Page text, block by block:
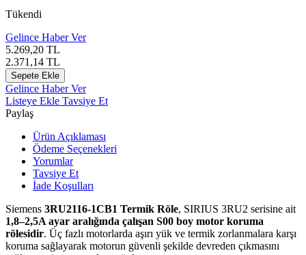
Tükendi
Gelince Haber Ver
5.269,20 TL
2.371,14 TL
Sepete Ekle
Gelince Haber Ver
Listeye Ekle Tavsiye Et
Paylaş
Ürün Açıklaması
Ödeme Seçenekleri
Yorumlar
Tavsiye Et
İade Koşulları
Siemens 3RU2116-1CB1 Termik Röle, SIRIUS 3RU2 serisine ait
1,8–2,5A ayar aralığında çalışan S00 boy motor koruma
rölesidir. Üç fazlı motorlarda aşırı yük ve termik zorlanmalara karşı
koruma sağlayarak motorun güvenli şekilde devreden çıkmasını